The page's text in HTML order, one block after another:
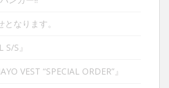
なります。
S』
VEST “SPECIAL ORDER”』